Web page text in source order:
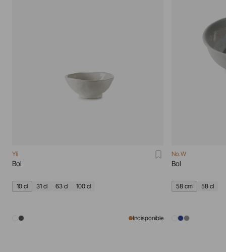
Yli
Bol
10 cl 31 cl 63 cl 100 cl
Indisponible
No.W
Bol
58 cm 58 cl